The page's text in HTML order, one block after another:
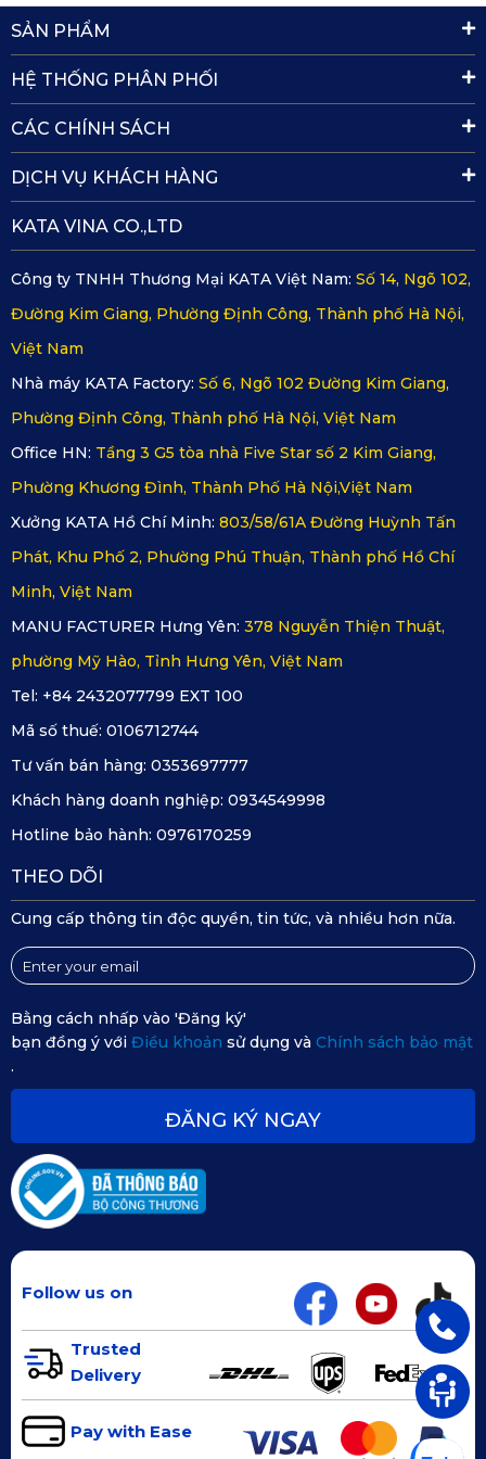
Muathảm lót sàn Hyundai IONIQ 5
đâu?
Nhiều người cũng sẽ đặt câu hỏi vậy nên muathảm lót sàn
Hyundai IONIQ 5 của thương hiệu KATA ở đâu? Hiện nay,
các đại lý phân phối sản phẩm thảm của KATA trải dài trên
khắp cả nước, sẵn sàng đáp ứng nhu cầu tìm hiểu và mua
sắm của khách hàng. Người mua cũng có thể liên hệ trực
tiếp với tổng đài của công ty KATA: 0353697777 |
0934549998 hoặc đặt mua trên các sàn thương mại điện tử
lớn như Shopee, Lazada,... Khách hàng trên khắp cả nước
đều sẽ được trải nghiệm những sản phẩm tốt nhất của
thương hiệu KATA.
Thảm lót sàn KATA có độ bền tới 10 năm
Như vậy, bài viết này đã tổng hợp một cách khá đầy đủ và
chi tiết về một trong những sản phẩm hot của thương hiệu
SẢN PHẨM
HỆ THỐNG PHÂN PHỐI
CÁC CHÍNH SÁCH
DỊCH VỤ KHÁCH HÀNG
KATA VINA CO.,LTD
Công ty TNHH Thương Mại KATA Việt Nam: Số 14, Ngõ 102,
Đường Kim Giang, Phường Định Công, Thành phố Hà Nội,
Việt Nam
Nhà máy KATA Factory: Số 6, Ngõ 102 Đường Kim Giang,
Phường Định Công, Thành phố Hà Nội, Việt Nam
Office HN: Tầng 3 G5 tòa nhà Five Star số 2 Kim Giang,
Phường Khương Đình, Thành Phố Hà Nội,Việt Nam
Xưởng KATA Hồ Chí Minh: 803/58/61A Đường Huỳnh Tấn
Phát, Khu Phố 2, Phường Phú Thuận, Thành phố Hồ Chí
Minh, Việt Nam
MANU FACTURER Hưng Yên: 378 Nguyễn Thiện Thuật,
phường Mỹ Hào, Tỉnh Hưng Yên, Việt Nam
Tel: +84 2432077799 EXT 100
Mã số thuế: 0106712744
Tư vấn bán hàng: 0353697777
Khách hàng doanh nghiệp: 0934549998
Hotline bảo hành: 0976170259
THEO DÕI
Cung cấp thông tin độc quyền, tin tức, và nhiều hơn nữa.
Bằng cách nhấp vào 'Đăng ký'
bạn đồng ý với Điều khoản sử dụng và Chính sách bảo mật
.
ĐĂNG KÝ NGAY
Follow us on
Trusted
Delivery
Pay with Ease